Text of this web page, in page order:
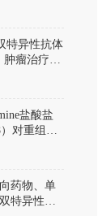
触发线粒
其经典应
黑质致密
而可靠模
与行为表
特异性抗体
肿瘤治疗的
盐酸盐
）对重组萤
其近红外
织穿透能
比，从而
低给药剂
药物、单
特异性抗